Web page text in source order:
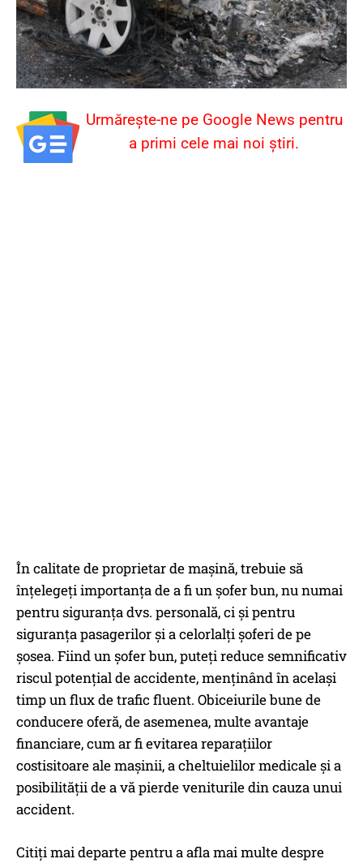
Urmărește-ne pe Google News pentru
a primi cele mai noi știri.
În calitate de proprietar de mașină, trebuie să
înțelegeți importanța de a fi un șofer bun, nu numai
pentru siguranța dvs. personală, ci și pentru
siguranța pasagerilor și a celorlalți șoferi de pe
șosea. Fiind un șofer bun, puteți reduce semnificativ
riscul potențial de accidente, menținând în același
timp un flux de trafic fluent. Obiceiurile bune de
conducere oferă, de asemenea, multe avantaje
financiare, cum ar fi evitarea reparațiilor
costisitoare ale mașinii, a cheltuielilor medicale și a
posibilității de a vă pierde veniturile din cauza unui
accident.
Citiți mai departe pentru a afla mai multe despre